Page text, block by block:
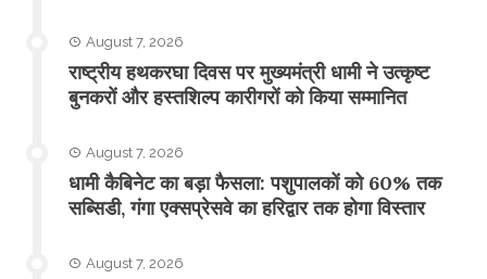
August 7, 2026
राष्ट्रीय हथकरघा दिवस पर मुख्यमंत्री धामी ने उत्कृष्ट
बुनकरों और हस्तशिल्प कारीगरों को किया सम्मानित
August 7, 2026
​धामी कैबिनेट का बड़ा फैसला: पशुपालकों को 60% तक
सब्सिडी, गंगा एक्सप्रेसवे का हरिद्वार तक होगा विस्तार
August 7, 2026